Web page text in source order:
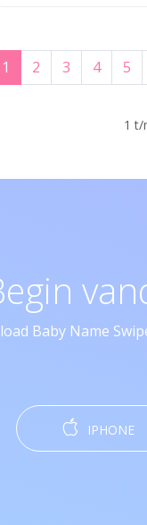
1 2 3 4 5
1 t/
Baby Name
IPHONE